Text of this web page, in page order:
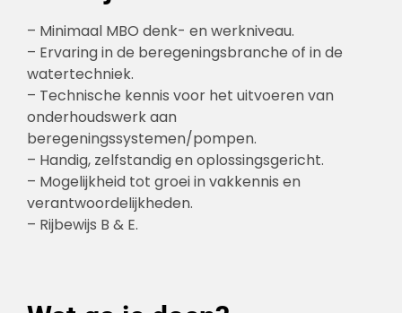
– Minimaal MBO denk- en werkniveau.
– Ervaring in de beregeningsbranche of in de
watertechniek.
– Technische kennis voor het uitvoeren van
onderhoudswerk aan
beregeningssystemen/pompen.
– Handig, zelfstandig en oplossingsgericht.
– Mogelijkheid tot groei in vakkennis en
verantwoordelijkheden.
– Rijbewijs B & E.